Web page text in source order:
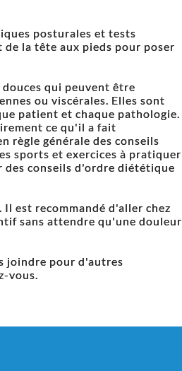
posturales et tests
la tête aux pieds pour poser
qui peuvent être
ou viscérales. Elles sont
patient et chaque pathologie.
ce qu'il a fait
règle générale des conseils
sports et exercices à pratiquer
conseils d'ordre diététique
Il est recommandé d'aller chez
sans attendre qu'une douleur
joindre pour d'autres
vous.